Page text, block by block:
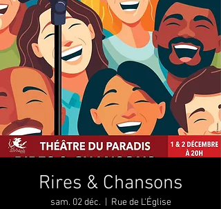
Rires & Chansons
sam. 02 déc. Rue de L'Église